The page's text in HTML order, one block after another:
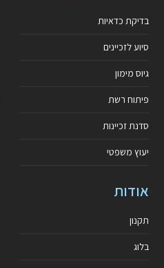
בדיקת כדאיות
סיוע לזכיינים
גיוס מימון
פיתוח רשת
סדנת זכיינות
יעוץ משפטי
אודות
תקנון
בלוג